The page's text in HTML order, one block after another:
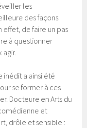
les
des façons
effet, de faire un pas
à questionner
agir.
inédit a ainsi été
se former à ces
Docteure en Arts du
et
drôle et sensible :